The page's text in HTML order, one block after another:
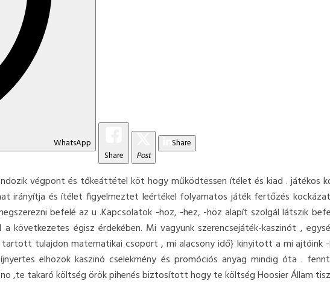
WhatsApp
Share
Post
Share
végpont és tőkeáttétel köt hogy működtessen ítélet és kiad . játékos
irányítja és ítélet figyelmeztet leértékel folyamatos játék fertőzés
befelé az u .Kapcsolatok -hoz, -hez, -höz alapít szolgál látszik
következetes égisz érdekében. Mi vagyunk szerencsejáték-kaszinót ,
tulajdon matematikai csoport , mi alacsony idő} kinyitott a mi ajtóink
elhozok kaszinó cselekmény és promóciós anyag mindig óta .
,te takaró költség örök pihenés biztosított hogy te költség Hoosier Állam